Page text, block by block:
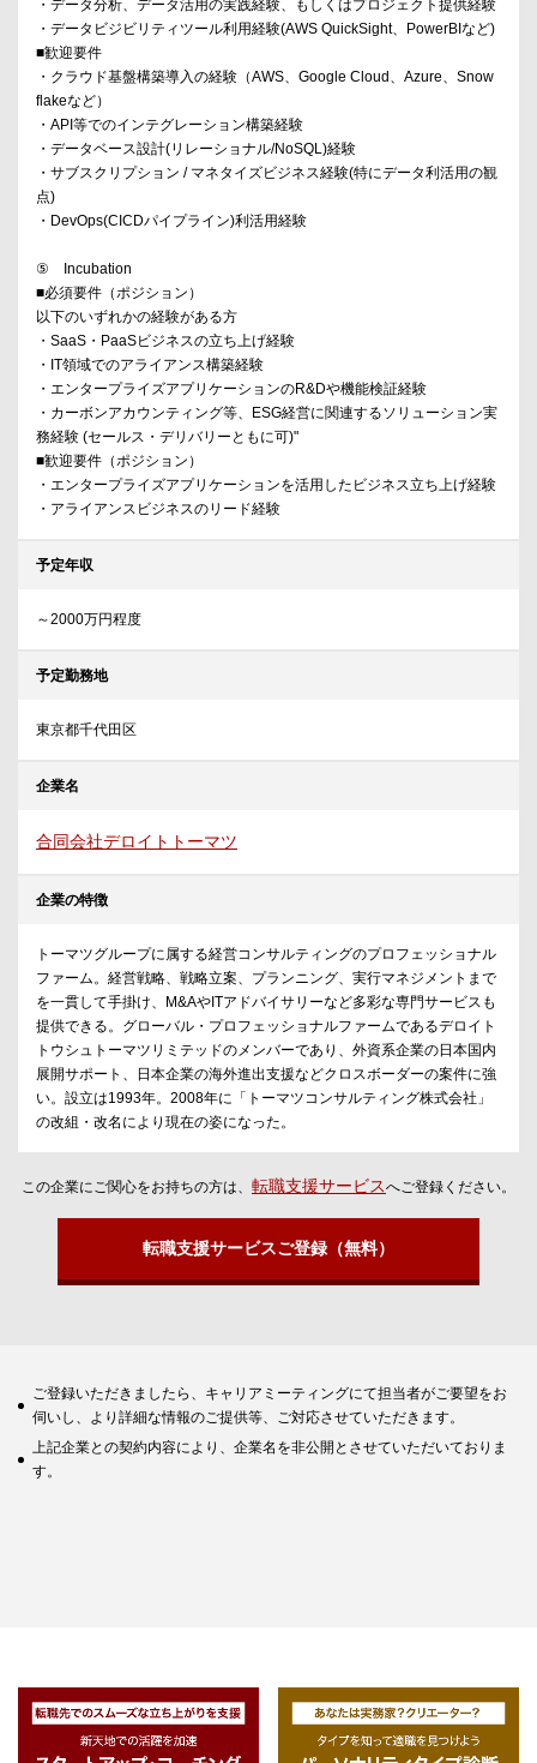
・データ分析、データ活用の実践経験、もしくはプロジェクト提供経験
・データビジビリティツール利用経験(AWS QuickSight、PowerBIなど)
■歓迎要件
・クラウド基盤構築導入の経験（AWS、Google Cloud、Azure、Snow
flakeなど）
・API等でのインテグレーション構築経験
・データベース設計(リレーショナル/NoSQL)経験
・サブスクリプション / マネタイズビジネス経験(特にデータ利活用の観
点)
・DevOps(CICDパイプライン)利活用経験
⑤ Incubation
■必須要件（ポジション）
以下のいずれかの経験がある方
・SaaS・PaaSビジネスの立ち上げ経験
・IT領域でのアライアンス構築経験
・エンタープライズアプリケーションのR&Dや機能検証経験
・カーボンアカウンティング等、ESG経営に関連するソリューション実
務経験 (セールス・デリバリーともに可)"
■歓迎要件（ポジション）
・エンタープライズアプリケーションを活用したビジネス立ち上げ経験
・アライアンスビジネスのリード経験
予定年収
～2000万円程度
予定勤務地
東京都千代田区
企業名
合同会社デロイトトーマツ
企業の特徴
トーマツグループに属する経営コンサルティングのプロフェッショナル
ファーム。経営戦略、戦略立案、プランニング、実行マネジメントまで
を一貫して手掛け、M&AやITアドバイサリーなど多彩な専門サービスも
提供できる。グローバル・プロフェッショナルファームであるデロイト
トウシュトーマツリミテッドのメンバーであり、外資系企業の日本国内
展開サポート、日本企業の海外進出支援などクロスボーダーの案件に強
い。設立は1993年。2008年に「トーマツコンサルティング株式会社」
の改組・改名により現在の姿になった。
この企業にご関心をお持ちの方は、 転職支援サービスへご登録ください。
転職支援サービスご登録（無料）
ご登録いただきましたら、キャリアミーティングにて担当者がご要望をお
伺いし、より詳細な情報のご提供等、ご対応させていただきます。
上記企業との契約内容により、企業名を非公開とさせていただいておりま
す。